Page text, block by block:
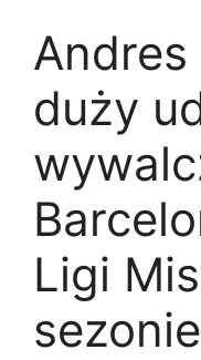
Andres
duży
Ligi